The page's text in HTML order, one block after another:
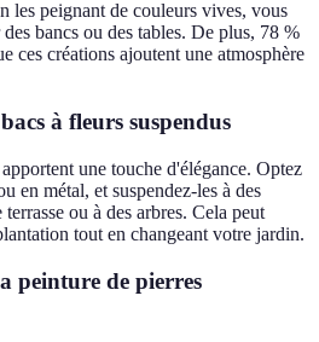
les peignant de couleurs vives, vous
bancs ou des tables. De plus, 78 %
ces créations ajoutent une atmosphère
à fleurs suspendus
une touche d'élégance. Optez
en métal, et suspendez-les à des
ou à des arbres. Cela peut
tout en changeant votre jardin.
peinture de pierres